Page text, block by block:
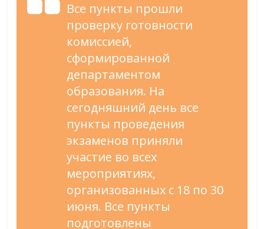
Все пункты прошли
проверку готовности
комиссией,
сформированной
департаментом
образования. На
сегодняшний день все
пункты проведения
экзаменов приняли
участие во всех
мероприятиях,
организованных с 18 по 30
июня. Все пункты
подготовлены